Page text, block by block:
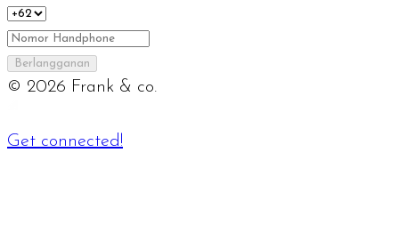
Berlangganan
© 2026 Frank & co.
Get connected!